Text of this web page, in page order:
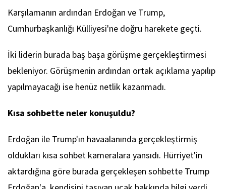
Karşılamanın ardından Erdoğan ve Trump,
Cumhurbaşkanlığı Külliyesi'ne doğru harekete geçti.
İki liderin burada baş başa görüşme gerçekleştirmesi
bekleniyor. Görüşmenin ardından ortak açıklama yapılıp
yapılmayacağı ise henüz netlik kazanmadı.
Kısa sohbette neler konuşuldu?
Erdoğan ile Trump'ın havaalanında gerçekleştirmiş
oldukları kısa sohbet kameralara yansıdı. Hürriyet'in
aktardığına göre burada gerçekleşen sohbette Trump